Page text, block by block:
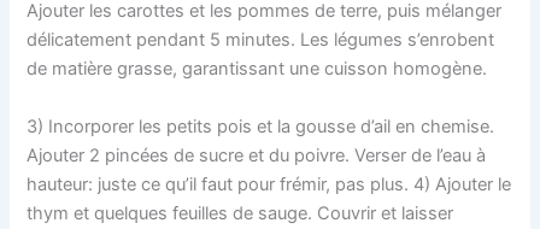
Ajouter les carottes et les pommes de terre, puis mélanger
délicatement pendant 5 minutes. Les légumes s’enrobent
de matière grasse, garantissant une cuisson homogène.
3) Incorporer les petits pois et la gousse d’ail en chemise.
Ajouter 2 pincées de sucre et du poivre. Verser de l’eau à
hauteur: juste ce qu’il faut pour frémir, pas plus. 4) Ajouter le
thym et quelques feuilles de sauge. Couvrir et laisser